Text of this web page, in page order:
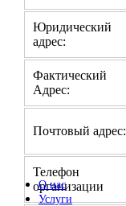
О нас
Услуги
Юридический
адрес:
Фактический
Адрес:
Почтовый адрес:
Телефон
организации